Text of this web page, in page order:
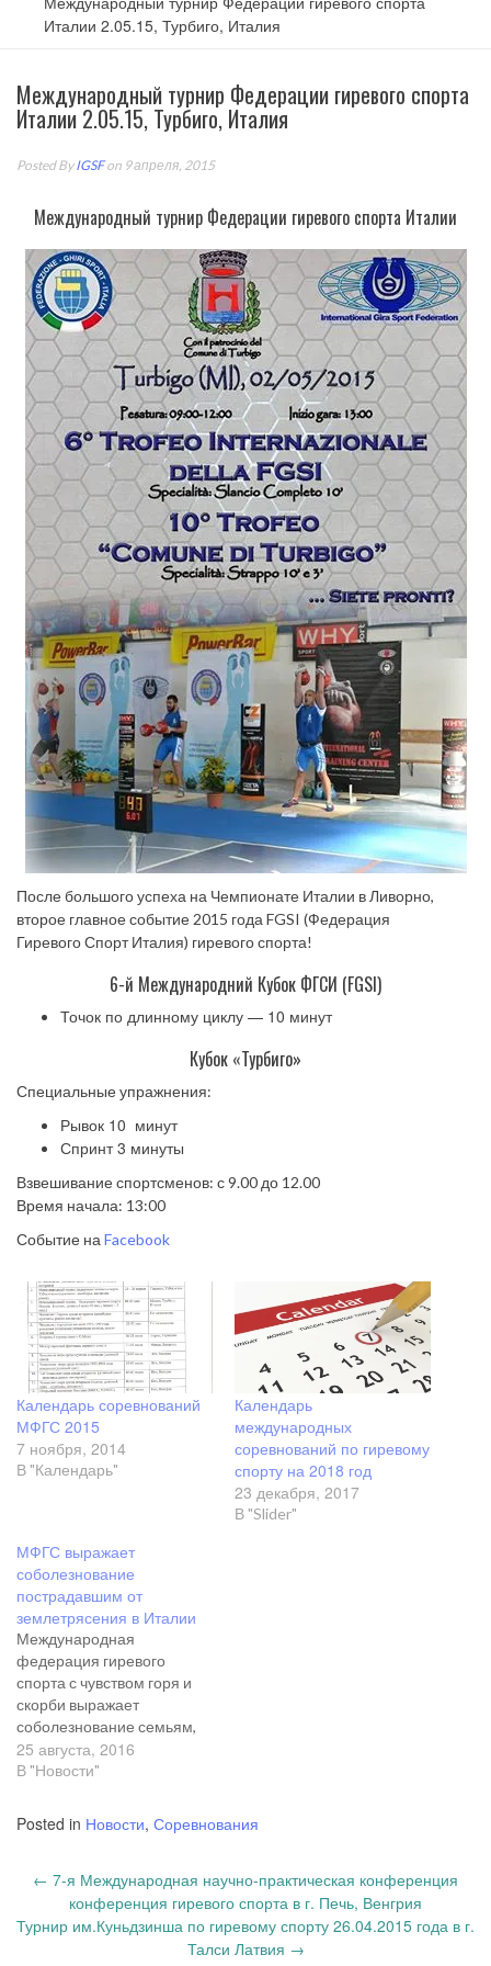
Италии 2.05.15, Турбиго, Италия
Международный турнир Федерации гиревого спорта
Италии 2.05.15, Турбиго, Италия
Posted ByIGSFon 9 апреля, 2015
Международный турнир Федерации гиревого спорта Италии
После большого успеха на Чемпионате Италии в Ливорно,
второе главное событие 2015 года FGSI (Федерация
Гиревого Спорт Италия) гиревого спорта!
6-й Международний Кубок ФГСИ (FGSI)
Точок по длинному циклу — 10 минут
Кубок «Турбиго»
Специальные упражнения:
Рывок 10 минут
Спринт 3 минуты
Взвешивание спортсменов: с 9.00 до 12.00
Время начала: 13:00
Событие на Facebook
Календарь соревнований
МФГС 2015
7 ноября, 2014
В "Календарь"
Календарь
международных
соревнований по гиревому
спорту на 2018 год
23 декабря, 2017
В "Slider"
МФГС выражает
соболезнование
пострадавшим от
землетрясения в Италии
Международная
федерация гиревого
спорта с чувством горя и
скорби выражает
соболезнование семьям,
родственникам, близким
и друзьям погибших и
землетрясения в Италии.
Президент МФГС
25 августа, 2016
В "Новости"
Posted in Новости, Соревнования
Post
navigation
← 7-я Международная научно-практическая конференция
конференция гиревого спорта в г. Печь, Венгрия
Турнир им.Куньдзинша по гиревому спорту 26.04.2015 года в г.
Талси Латвия →